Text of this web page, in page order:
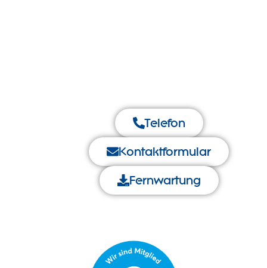
Telefon
Kontaktformular
Fernwartung